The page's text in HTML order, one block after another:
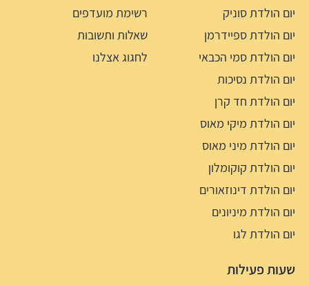
יום הולדת סוניק
יום הולדת ספיידרמן
יום הולדת סמי הכבאי
יום הולדת נסיכות
יום הולדת חד קרן
יום הולדת מיקי מאוס
יום הולדת מיני מאוס
יום הולדת קוקומלון
יום הולדת דינוזאורים
יום הולדת מיניונים
יום הולדת לגו
רשימת מועדפים
שאלות ותשובות
לחגוג אצלנו
שעות פעילות